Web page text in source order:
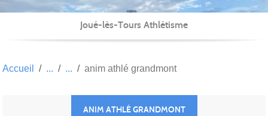
Joué-lès-Tours Athlétisme
Accueil anim athlé grandmont
ANIM ATHLÉ GRANDMONT